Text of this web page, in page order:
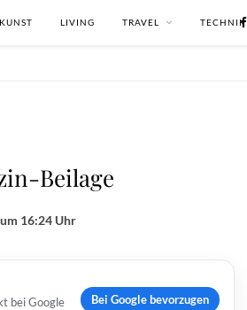
KUNST LIVING TRAVEL TECHNIK
Beilage
16:24 Uhr
bei Google
Bei Google bevorzugen